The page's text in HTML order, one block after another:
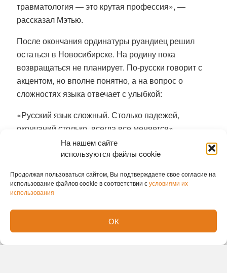
На нашем сайте
используются файлы cookie
Продолжая пользоваться сайтом, Вы подтверждаете свое согласие на
использование файлов cookie в соответствии сусловиями их
использования
ОК
травматология — это крутая профессия», —
рассказал Мэтью.
После окончания ординатуры руандиец решил
остаться в Новосибирске. На родину пока
возвращаться не планирует. По-русски говорит с
акцентом, но вполне понятно, а на вопрос о
сложностях языка отвечает с улыбкой:
«Русский язык сложный. Столько падежей,
окончаний столько, всегда все меняется».
В коллективе поликлиники молодому специалисту
травматологии теперь шесть врачей: четверо,
включая Мэтью, посменно принимают неотложных